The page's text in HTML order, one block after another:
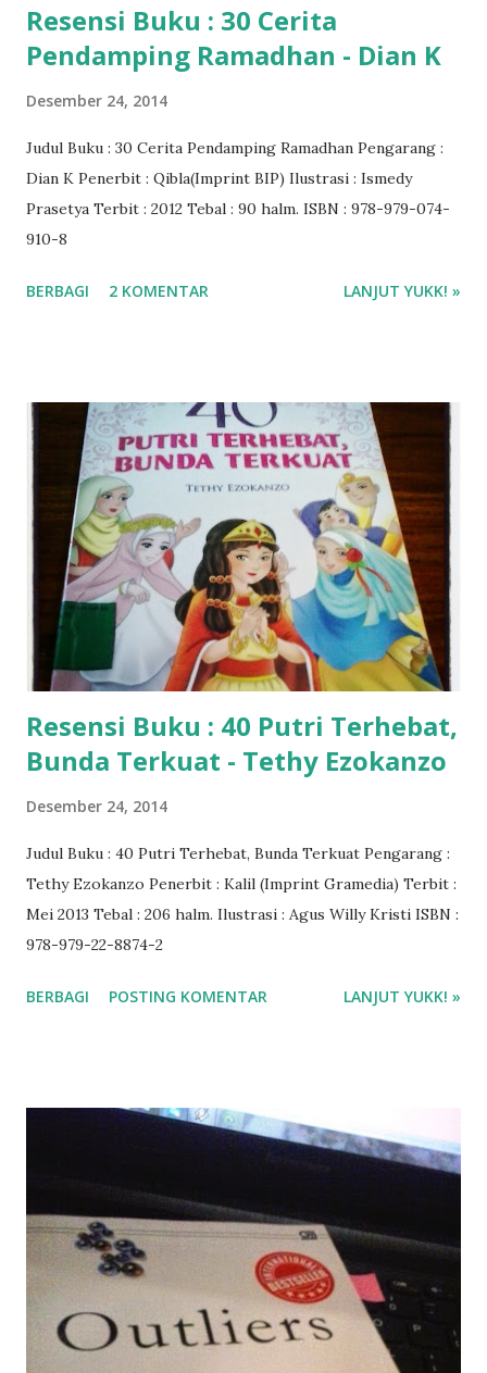
Resensi Buku : 30 Cerita
Pendamping Ramadhan - Dian K
Desember 24, 2014
Judul Buku : 30 Cerita Pendamping Ramadhan Pengarang :
Dian K Penerbit : Qibla(Imprint BIP) Ilustrasi : Ismedy
Prasetya Terbit : 2012 Tebal : 90 halm. ISBN : 978-979-074-
910-8
BERBAGI 2 KOMENTAR LANJUT YUKK! »
Resensi Buku : 40 Putri Terhebat,
Bunda Terkuat - Tethy Ezokanzo
Desember 24, 2014
Judul Buku : 40 Putri Terhebat, Bunda Terkuat Pengarang :
Tethy Ezokanzo Penerbit : Kalil (Imprint Gramedia) Terbit :
Mei 2013 Tebal : 206 halm. Ilustrasi : Agus Willy Kristi ISBN :
978-979-22-8874-2
BERBAGI POSTING KOMENTAR LANJUT YUKK! »